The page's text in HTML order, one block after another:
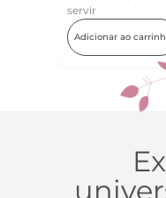
ao carrinho